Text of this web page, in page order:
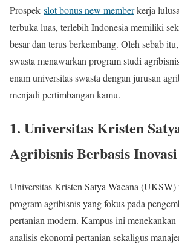
Prospek slot bonus new memberkerja
terbuka luas, terlebih Indonesia memiliki
besar dan terus berkembang. Oleh sebab
swasta menawarkan program studi
enam universitas swasta dengan jurusan
menjadi pertimbangan kamu.
1. Universitas Kristen
Agribisnis Berbasis Inovasi
Universitas Kristen Satya Wacana (UKSW)
program agribisnis yang fokus pada
pertanian modern. Kampus ini menekankan
analisis ekonomi pertanian sekaligus